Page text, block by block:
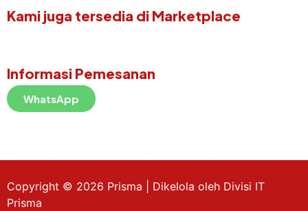
Kami juga tersedia di Marketplace
Informasi Pemesanan
WhatsApp
Copyright © 2026 Prisma | Dikelola oleh Divisi IT
Prisma